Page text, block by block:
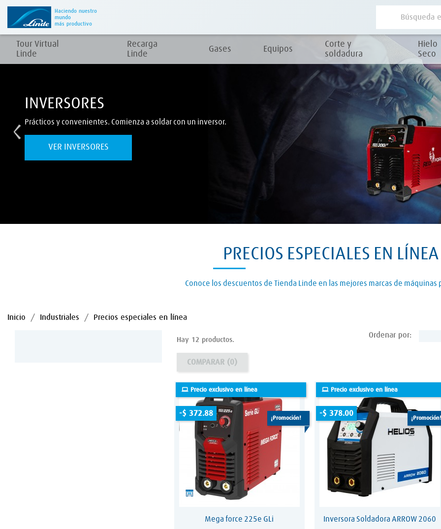
Haciendo nuestro
mundo
más productivo
Tour Virtual
Linde
Recarga
Linde
Gases Equipos
Corte y
soldadura
Hielo
Seco
SUELDA CON MICROALAMBRE
Más eficiente y limpio que el electrodo.
VER EQUIPOS
PRECIOS ESPECIALES EN LÍNEA
Conoce los descuentos de Tienda Linde en las mejores marcas de máquinas
Inicio Industriales Precios especiales en línea
Hay 12 productos.
COMPARAR (0)
Ordenar por:
Mega force 225e GLi
-$ 372.88
Precio exclusivo en línea
¡promoción!
Inversora Soldadora ARROW 2060
-$ 378.00
Precio exclusivo en línea
¡promoción!